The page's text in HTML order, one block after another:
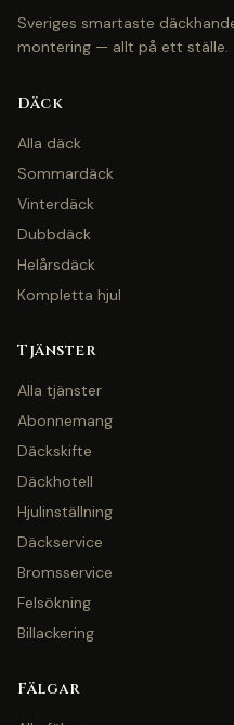
Sveriges smartaste
montering — allt på ett ställe.
Däck
Alla däck
Sommardäck
Vinterdäck
Dubbdäck
Helårsdäck
Kompletta hjul
Tjänster
Alla tjänster
Abonnemang
Däckskifte
Däckhotell
Hjulinställning
Däckservice
Bromsservice
Felsökning
Billackering
Fälgar